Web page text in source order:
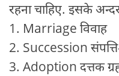
रहना चाहिए. इसके
1. Marriage विवाह
2. Succession संपत्ति-
3. Adoption दत्तक